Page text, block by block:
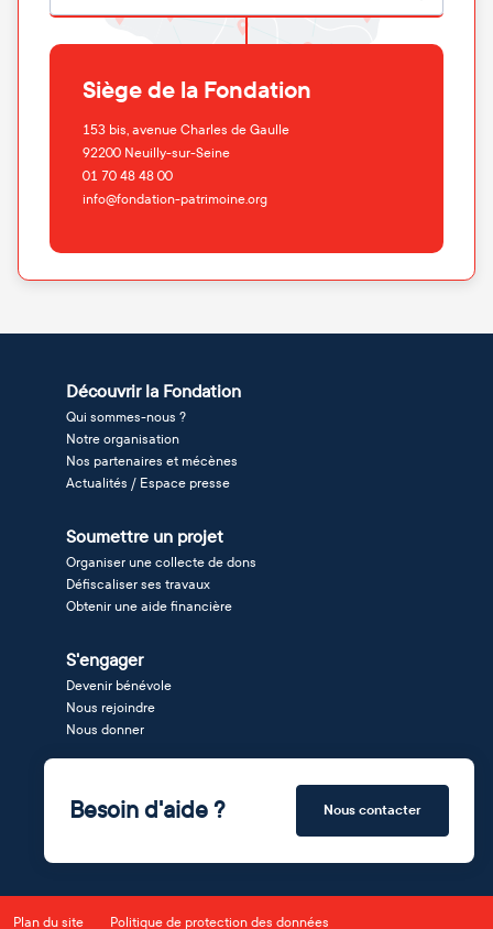
Siège de la Fondation
153 bis, avenue Charles de Gaulle
92200 Neuilly-sur-Seine
01 70 48 48 00
info@fondation-patrimoine.org
Découvrir la Fondation
Qui sommes-nous ?
Notre organisation
Nos partenaires et mécènes
Actualités / Espace presse
Soumettre un projet
Organiser une collecte de dons
Défiscaliser ses travaux
Obtenir une aide financière
S'engager
Devenir bénévole
Nous rejoindre
Nous donner
Besoin d'aide ? Nous contacter
Plan du site Politique de protection des données